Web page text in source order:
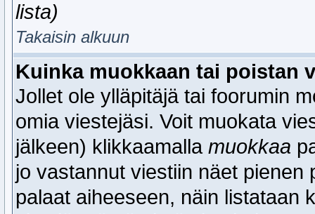
lista)
Takaisin alkuun
Kuinka muokkaan tai poistan
Jollet ole ylläpitäjä tai foorumin
omia viestejäsi. Voit muokata
jälkeen) klikkaamalla muokkaa
jo vastannut viestiin näet
palaat aiheeseen, näin listataan